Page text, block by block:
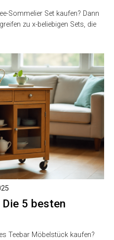
Sommelier Set kaufen? Dann
zu x-beliebigen Sets, die
5 besten
Teebar Möbelstück kaufen?